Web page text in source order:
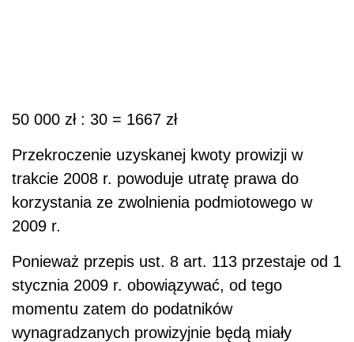
50 000 zł : 30 = 1667 zł
Przekroczenie uzyskanej kwoty prowizji w
trakcie 2008 r. powoduje utratę prawa do
korzystania ze zwolnienia podmiotowego w
2009 r.
Ponieważ przepis ust. 8 art. 113 przestaje od 1
stycznia 2009 r. obowiązywać, od tego
momentu zatem do podatników
wynagradzanych prowizyjnie będą miały